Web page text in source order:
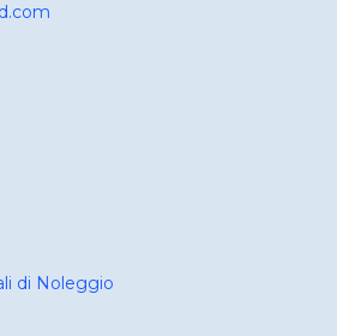
di Noleggio